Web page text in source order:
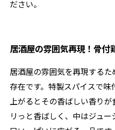
ださい。
居酒屋の雰囲気再現！骨付
居酒屋の雰囲気を再現する
存在です。特製スパイスで
上がるとその香ばしい香り
リっと香ばしく、中はジュ